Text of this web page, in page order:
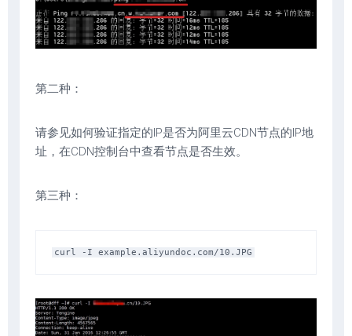
第二种：
请参见如何验证指定的IP是否为阿里云CDN节点的IP地
址，在CDN控制台中查看节点是否生效。
第三种：